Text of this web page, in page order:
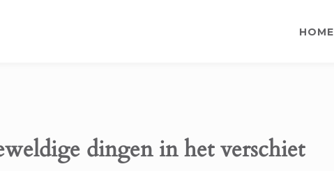
HOME
dingen in het verschiet